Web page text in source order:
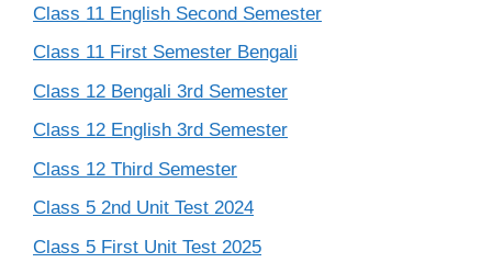
Class 11 English Second Semester
Class 11 First Semester Bengali
Class 12 Bengali 3rd Semester
Class 12 English 3rd Semester
Class 12 Third Semester
Class 5 2nd Unit Test 2024
Class 5 First Unit Test 2025